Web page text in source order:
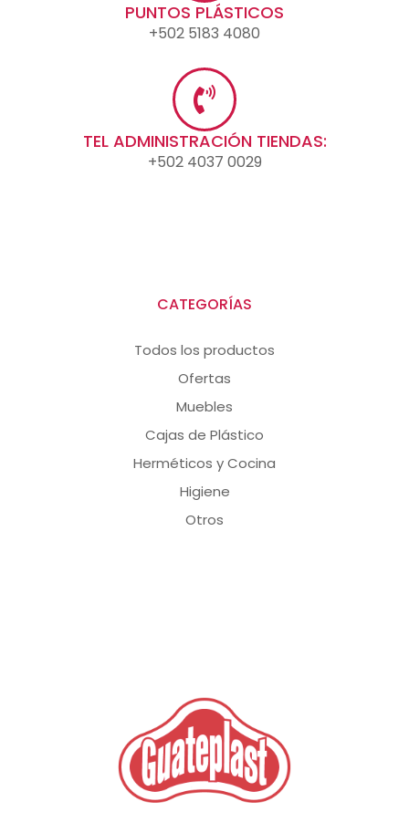
PUNTOS PLÁSTICOS
+502 5183 4080
TEL ADMINISTRACIÓN TIENDAS:
+502 4037 0029
CATEGORÍAS
Todos los productos
Ofertas
Muebles
Cajas de Plástico
Herméticos y Cocina
Higiene
Otros